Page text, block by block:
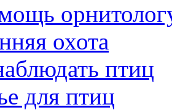
охота
птиц
для птиц